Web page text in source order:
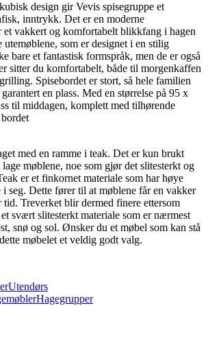
design gir Vevis spisegruppe et
inntrykk. Det er en moderne
et vakkert og komfortabelt blikkfang i hagen
utemøblene, som er designet i en stilig
bare et fantastisk formspråk, men de er også
sitter du komfortabelt, både til morgenkaffen
Spisebordet er stort, så hele familien
en plass. Med en størrelse på 95 x
til middagen, komplett med tilhørende
med en ramme i teak. Det er kun brukt
møblene, noe som gjør det slitesterkt og
er et finkornet materiale som har høye
seg. Dette fører til at møblene får en vakker
Treverket blir dermed finere ettersom
svært slitesterkt materiale som er nærmest
snø og sol. Ønsker du et møbel som kan stå
møbelet et veldig godt valg.
Utendørs
Hagegrupper